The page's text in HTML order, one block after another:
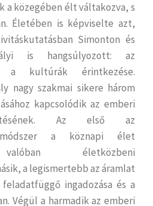
a közegében élt váltakozva, s
Életében is képviselte azt,
Simonton és
is hangsúlyozott: az
a kultúrák érintkezése.
nagy szakmai sikere három
kapcsolódik az emberi
Az első az
módszer a köznapi élet
életközbeni
a legismertebb az áramlat
ingadozása és a
Végül a harmadik az emberi